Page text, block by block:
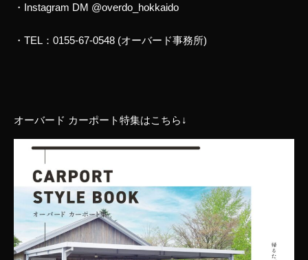
・Instagram DM @overdo_hokkaido
・TEL：0155-67-0548 (オーバード事務所)
オーバード カーポート特集はこちら↓